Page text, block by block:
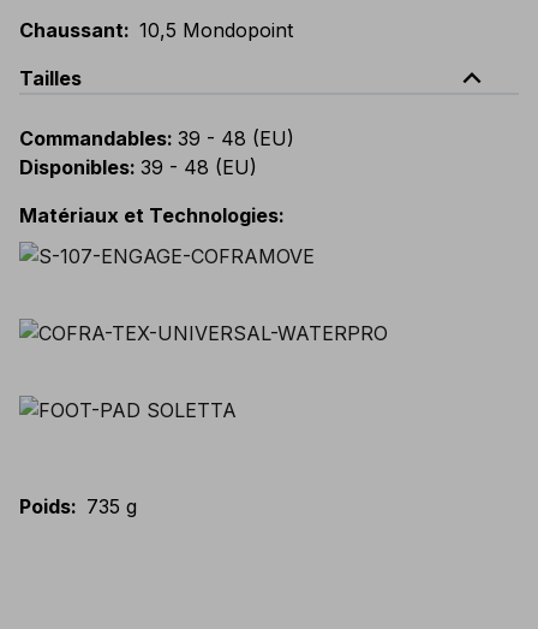
Chaussant: 10,5 Mondopoint
Tailles
expand_less
Commandables: 39 - 48 (EU)
Disponibles: 39 - 48 (EU)
Matériaux et Technologies:
Poids: 735 g